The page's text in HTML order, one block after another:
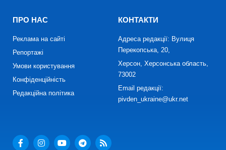
ПРО НАС
Реклама на сайті
Репортажі
Умови користування
Конфіденційність
Редакційна політика
КОНТАКТИ
Адреса редакції: Вулиця
Перекопська, 20,
Херсон, Херсонська область,
73002
Email редакції:
pivden_ukraine@ukr.net